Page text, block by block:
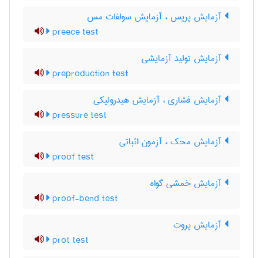
آزمایش پریس ، آزمایش سولفات مس
preece test
آزمایش تولید آزمایشی
preproduction test
آزمایش فشاری ، آزمایش هیدرولیکی
pressure test
آزمایش محک ، آزمون اثباتی
proof test
آزمایش خمشی گواه
proof-bend test
آزمایش پروت
prot test